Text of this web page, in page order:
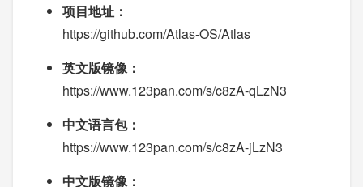
项目地址：
https://github.com/Atlas-OS/Atlas
英文版镜像：
https://www.123pan.com/s/c8zA-qLzN3
中文语言包：
https://www.123pan.com/s/c8zA-jLzN3
中文版镜像：